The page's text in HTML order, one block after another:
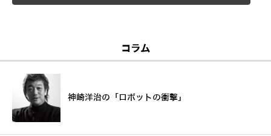
コラム
神崎洋治の「ロボットの衝撃」